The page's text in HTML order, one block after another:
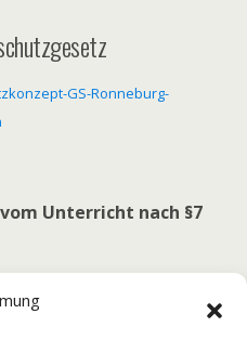
GS-Ronneburg-
Unterricht nach §7